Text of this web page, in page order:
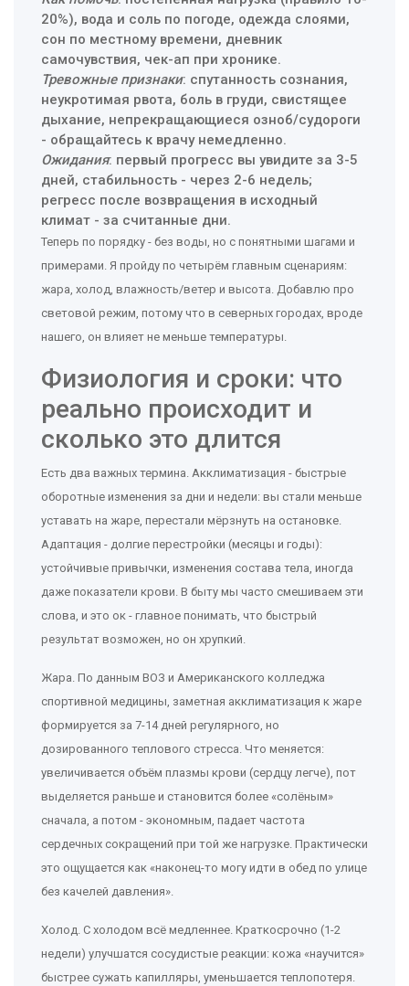
20%), вода и соль по погоде, одежда слоями,
сон по местному времени, дневник
самочувствия, чек-ап при хронике.
Тревожные признаки: спутанность сознания,
неукротимая рвота, боль в груди, свистящее
дыхание, непрекращающиеся озноб/судороги
- обращайтесь к врачу немедленно.
Ожидания: первый прогресс вы увидите за 3-5
дней, стабильность - через 2-6 недель;
регресс после возвращения в исходный
климат - за считанные дни.
Теперь по порядку - без воды, но с понятными шагами и
примерами. Я пройду по четырём главным сценариям:
жара, холод, влажность/ветер и высота. Добавлю про
световой режим, потому что в северных городах, вроде
нашего, он влияет не меньше температуры.
Физиология и сроки: что
реально происходит и
сколько это длится
Есть два важных термина. Акклиматизация - быстрые
оборотные изменения за дни и недели: вы стали меньше
уставать на жаре, перестали мёрзнуть на остановке.
Адаптация - долгие перестройки (месяцы и годы):
устойчивые привычки, изменения состава тела, иногда
даже показатели крови. В быту мы часто смешиваем эти
слова, и это ок - главное понимать, что быстрый
результат возможен, но он хрупкий.
Жара. По данным ВОЗ и Американского колледжа
спортивной медицины, заметная акклиматизация к жаре
формируется за 7-14 дней регулярного, но
дозированного теплового стресса. Что меняется:
увеличивается объём плазмы крови (сердцу легче), пот
выделяется раньше и становится более «солёным»
сначала, а потом - экономным, падает частота
сердечных сокращений при той же нагрузке. Практически
это ощущается как «наконец-то могу идти в обед по улице
без качелей давления».
Холод. С холодом всё медленнее. Краткосрочно (1-2
недели) улучшатся сосудистые реакции: кожа «научится»
быстрее сужать капилляры, уменьшается теплопотеря.